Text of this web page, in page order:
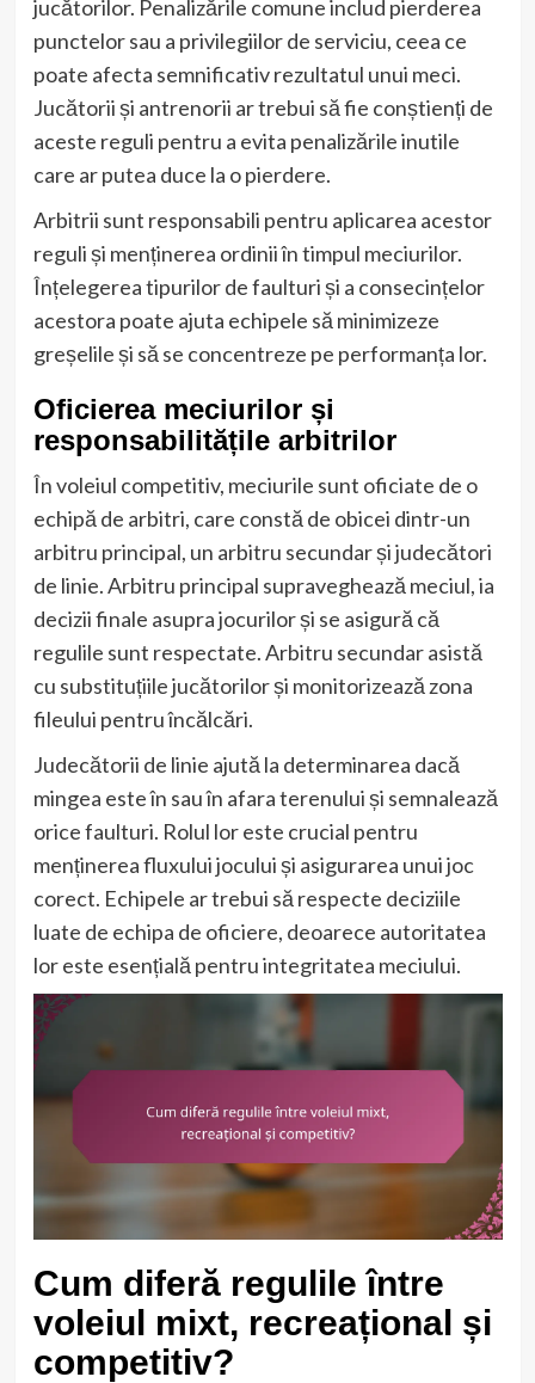
jucătorilor. Penalizările comune includ pierderea
punctelor sau a privilegiilor de serviciu, ceea ce
poate afecta semnificativ rezultatul unui meci.
Jucătorii și antrenorii ar trebui să fie conștienți de
aceste reguli pentru a evita penalizările inutile
care ar putea duce la o pierdere.
Arbitrii sunt responsabili pentru aplicarea acestor
reguli și menținerea ordinii în timpul meciurilor.
Înțelegerea tipurilor de faulturi și a consecințelor
acestora poate ajuta echipele să minimizeze
greșelile și să se concentreze pe performanța lor.
Oficierea meciurilor și
responsabilitățile arbitrilor
În voleiul competitiv, meciurile sunt oficiate de o
echipă de arbitri, care constă de obicei dintr-un
arbitru principal, un arbitru secundar și judecători
de linie. Arbitru principal supraveghează meciul, ia
decizii finale asupra jocurilor și se asigură că
regulile sunt respectate. Arbitru secundar asistă
cu substituțiile jucătorilor și monitorizează zona
fileului pentru încălcări.
Judecătorii de linie ajută la determinarea dacă
mingea este în sau în afara terenului și semnalează
orice faulturi. Rolul lor este crucial pentru
menținerea fluxului jocului și asigurarea unui joc
corect. Echipele ar trebui să respecte deciziile
luate de echipa de oficiere, deoarece autoritatea
lor este esențială pentru integritatea meciului.
Cum diferă regulile între
voleiul mixt, recreațional și
competitiv?